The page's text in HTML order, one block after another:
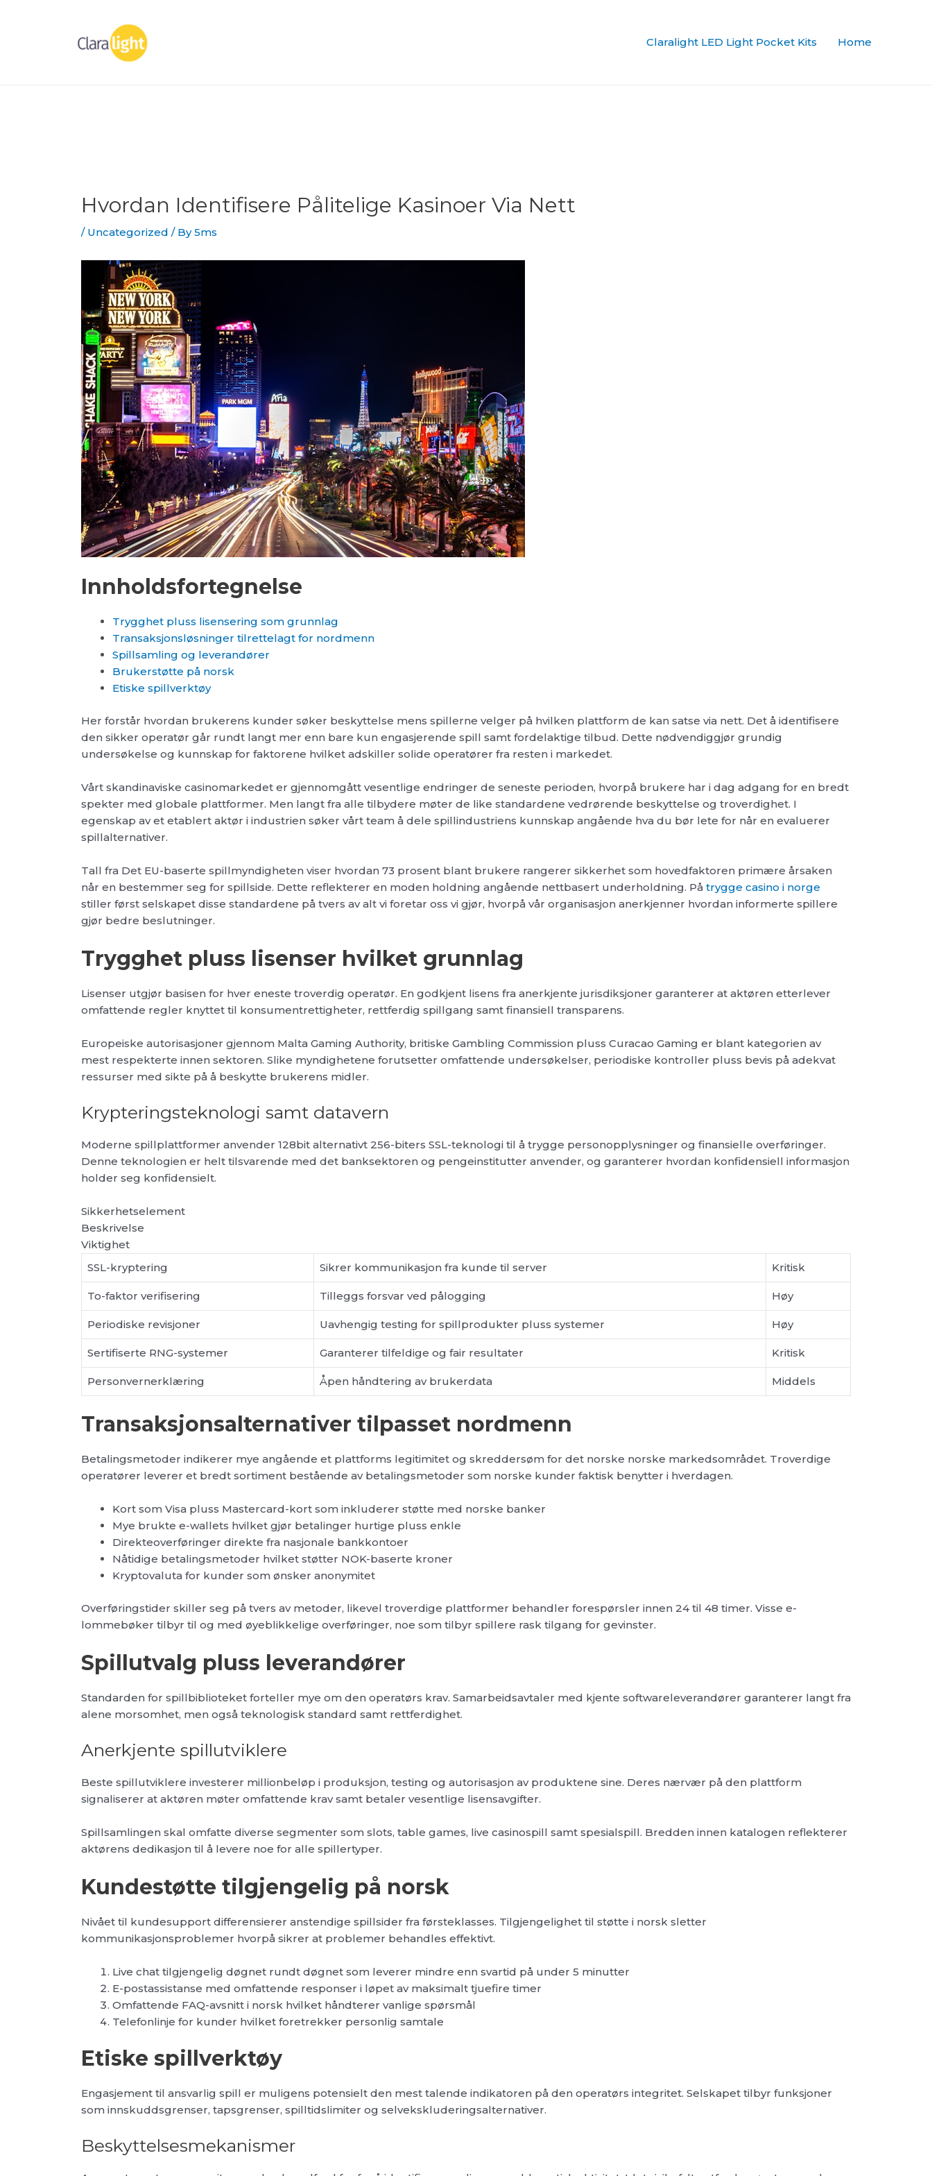
Claralight LED Light Pocket Kits Home
Hvordan Identifisere Pålitelige Kasinoer Via Nett
/ Uncategorized / By5ms
Innholdsfortegnelse
Trygghet pluss lisensering som grunnlag
Transaksjonsløsninger tilrettelagt for nordmenn
Spillsamling og leverandører
Brukerstøtte på norsk
Etiske spillverktøy
Her forstår hvordan brukerens kunder søker beskyttelse mens spillerne velger på hvilken plattform de kan satse via nett. Det å identifisere
den sikker operatør går rundt langt mer enn bare kun engasjerende spill samt fordelaktige tilbud. Dette nødvendiggjør grundig
undersøkelse og kunnskap for faktorene hvilket adskiller solide operatører fra resten i markedet.
Vårt skandinaviske casinomarkedet er gjennomgått vesentlige endringer de seneste perioden, hvorpå brukere har i dag adgang for en bredt
spekter med globale plattformer. Men langt fra alle tilbydere møter de like standardene vedrørende beskyttelse og troverdighet. I
egenskap av et etablert aktør i industrien søker vårt team å dele spillindustriens kunnskap angående hva du bør lete for når en evaluerer
spillalternativer.
Tall fra Det EU-baserte spillmyndigheten viser hvordan 73 prosent blant brukere rangerer sikkerhet som hovedfaktoren primære årsaken
når en bestemmer seg for spillside. Dette reflekterer en moden holdning angående nettbasert underholdning. På trygge casino i norge
stiller først selskapet disse standardene på tvers av alt vi foretar oss vi gjør, hvorpå vår organisasjon anerkjenner hvordan informerte spillere
gjør bedre beslutninger.
Trygghet pluss lisenser hvilket grunnlag
Lisenser utgjør basisen for hver eneste troverdig operatør. En godkjent lisens fra anerkjente jurisdiksjoner garanterer at aktøren etterlever
omfattende regler knyttet til konsumentrettigheter, rettferdig spillgang samt finansiell transparens.
Europeiske autorisasjoner gjennom Malta Gaming Authority, britiske Gambling Commission pluss Curacao Gaming er blant kategorien av
mest respekterte innen sektoren. Slike myndighetene forutsetter omfattende undersøkelser, periodiske kontroller pluss bevis på adekvat
ressurser med sikte på å beskytte brukerens midler.
Krypteringsteknologi samt datavern
Moderne spillplattformer anvender 128bit alternativt 256-biters SSL-teknologi til å trygge personopplysninger og finansielle overføringer.
Denne teknologien er helt tilsvarende med det banksektoren og pengeinstitutter anvender, og garanterer hvordan konfidensiell informasjon
holder seg konfidensielt.
Sikkerhetselement
Beskrivelse
Viktighet
SSL-kryptering
Sikrer kommunikasjon fra kunde til server Kritisk
To-faktor verifisering Tilleggs forsvar ved pålogging Høy
Periodiske revisjoner Uavhengig testing for spillprodukter pluss systemer Høy
Sertifiserte RNG-systemer Garanterer tilfeldige og fair resultater Kritisk
Personvernerklæring Åpen håndtering av brukerdata Middels
Transaksjonsalternativer tilpasset nordmenn
Betalingsmetoder indikerer mye angående et plattforms legitimitet og skreddersøm for det norske norske markedsområdet. Troverdige
operatører leverer et bredt sortiment bestående av betalingsmetoder som norske kunder faktisk benytter i hverdagen.
Kort som Visa pluss Mastercard-kort som inkluderer støtte med norske banker
Mye brukte e-wallets hvilket gjør betalinger hurtige pluss enkle
Direkteoverføringer direkte fra nasjonale bankkontoer
Nåtidige betalingsmetoder hvilket støtter NOK-baserte kroner
Kryptovaluta for kunder som ønsker anonymitet
Overføringstider skiller seg på tvers av metoder, likevel troverdige plattformer behandler forespørsler innen 24 til 48 timer. Visse e-
lommebøker tilbyr til og med øyeblikkelige overføringer, noe som tilbyr spillere rask tilgang for gevinster.
Spillutvalg pluss leverandører
Standarden for spillbiblioteket forteller mye om den operatørs krav. Samarbeidsavtaler med kjente softwareleverandører garanterer langt fra
alene morsomhet, men også teknologisk standard samt rettferdighet.
Anerkjente spillutviklere
Beste spillutviklere investerer millionbeløp i produksjon, testing og autorisasjon av produktene sine. Deres nærvær på den plattform
signaliserer at aktøren møter omfattende krav samt betaler vesentlige lisensavgifter.
Spillsamlingen skal omfatte diverse segmenter som slots, table games, live casinospill samt spesialspill. Bredden innen katalogen reflekterer
aktørens dedikasjon til å levere noe for alle spillertyper.
Kundestøtte tilgjengelig på norsk
Nivået til kundesupport differensierer anstendige spillsider fra førsteklasses. Tilgjengelighet til støtte i norsk sletter
kommunikasjonsproblemer hvorpå sikrer at problemer behandles effektivt.
Live chat tilgjengelig døgnet rundt døgnet som leverer mindre enn svartid på under 5 minutter
E-postassistanse med omfattende responser i løpet av maksimalt tjuefire timer
Omfattende FAQ-avsnitt i norsk hvilket håndterer vanlige spørsmål
Telefonlinje for kunder hvilket foretrekker personlig samtale
Etiske spillverktøy
Engasjement til ansvarlig spill er muligens potensielt den mest talende indikatoren på den operatørs integritet. Selskapet tilbyr funksjoner
som innskuddsgrenser, tapsgrenser, spilltidslimiter og selvekskluderingsalternativer.
Beskyttelsesmekanismer